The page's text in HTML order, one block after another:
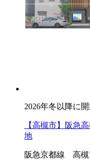
2026年冬以降に
【高槻市】阪急
地
阪急京都線 高槻